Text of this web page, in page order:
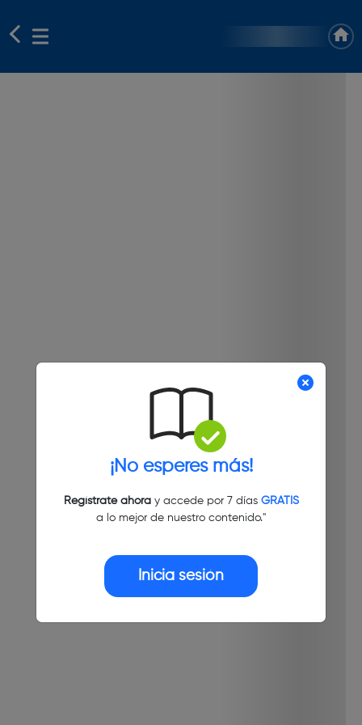
¡No esperes más!
Regístrate ahoray accede por 7 días GRATIS
a lo mejor de nuestro contenido."
Inicia sesión